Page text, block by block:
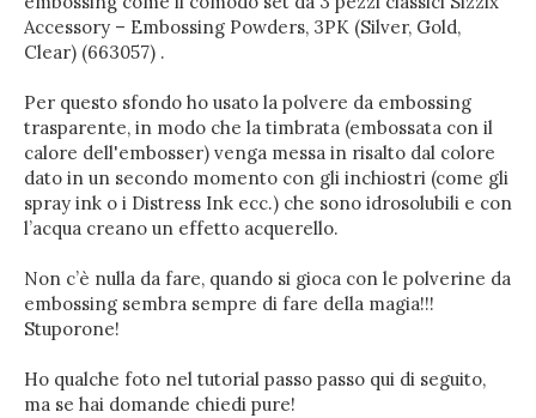
Accessory – Embossing Powders, 3PK (Silver, Gold,
Clear) (663057) .
Per questo sfondo ho usato la polvere da embossing
trasparente, in modo che la timbrata (embossata con il
calore dell'embosser) venga messa in risalto dal colore
dato in un secondo momento con gli inchiostri (come gli
spray ink o i Distress Ink ecc.) che sono idrosolubili e con
l’acqua creano un effetto acquerello.
Non c’è nulla da fare, quando si gioca con le polverine da
embossing sembra sempre di fare della magia!!!
Stuporone!
Ho qualche foto nel tutorial passo passo qui di seguito,
ma se hai domande chiedi pure!